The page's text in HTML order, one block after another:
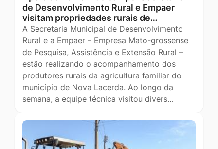
de Desenvolvimento Rural e Empaer
visitam propriedades rurais de…
A Secretaria Municipal de Desenvolvimento
Rural e a Empaer – Empresa Mato-grossense
de Pesquisa, Assistência e Extensão Rural –
estão realizando o acompanhamento dos
produtores rurais da agricultura familiar do
município de Nova Lacerda. Ao longo da
semana, a equipe técnica visitou divers…